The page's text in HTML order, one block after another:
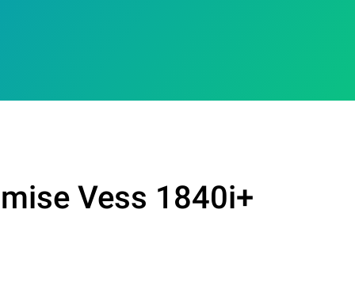
Vess 1840i+